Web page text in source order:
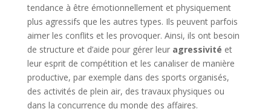
tendance à être émotionnellement et physiquement
plus agressifs que les autres types. Ils peuvent parfois
aimer les conflits et les provoquer. Ainsi, ils ont besoin
de structure et d’aide pour gérer leur agressivité et
leur esprit de compétition et les canaliser de manière
productive, par exemple dans des sports organisés,
des activités de plein air, des travaux physiques ou
dans la concurrence du monde des affaires.